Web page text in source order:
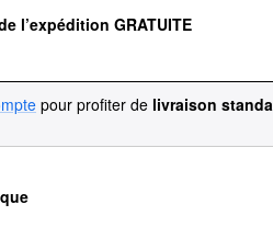
l’expédition GRATUITE
pour profiter de livraison